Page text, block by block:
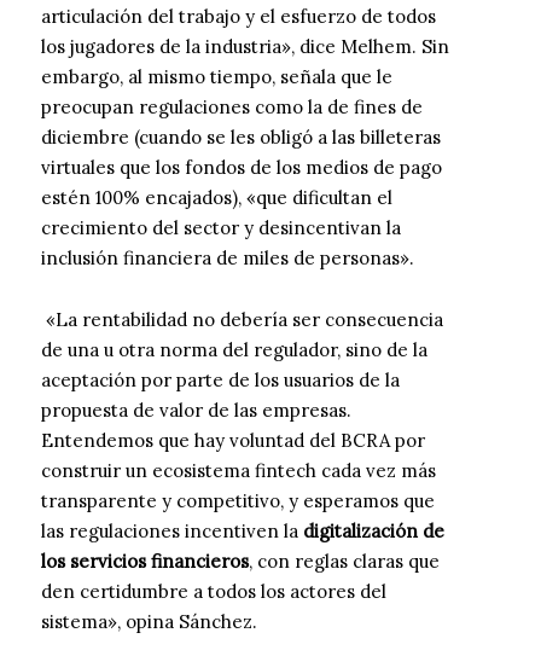
articulación del trabajo y el esfuerzo de todos
los jugadores de la industria», dice Melhem. Sin
embargo, al mismo tiempo, señala que le
preocupan regulaciones como la de fines de
diciembre (cuando se les obligó a las billeteras
virtuales que los fondos de los medios de pago
estén 100% encajados), «que dificultan el
crecimiento del sector y desincentivan la
inclusión financiera de miles de personas».
«La rentabilidad no debería ser consecuencia
de una u otra norma del regulador, sino de la
aceptación por parte de los usuarios de la
propuesta de valor de las empresas.
Entendemos que hay voluntad del BCRA por
construir un ecosistema fintech cada vez más
transparente y competitivo, y esperamos que
las regulaciones incentiven la digitalización de
los servicios financieros, con reglas claras que
den certidumbre a todos los actores del
sistema», opina Sánchez.